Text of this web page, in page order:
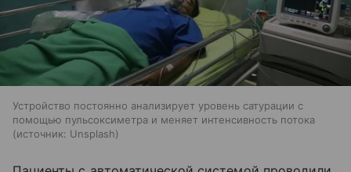
Устройство постоянно анализирует уровень сатурации с
помощью пульсоксиметра и меняет интенсивность потока
источник: Unsplash